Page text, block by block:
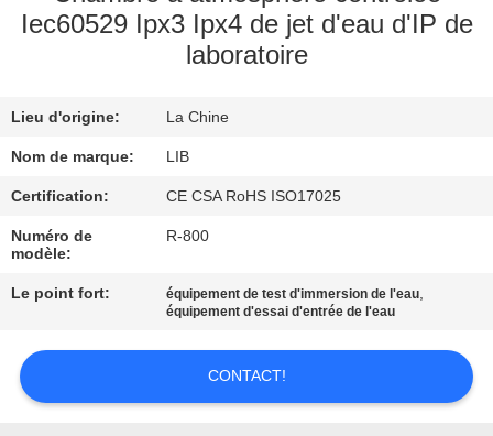
D'USINE
DE
QUALITÉ
CONTACTEZ-
NOUS
DEMANDEZ
Iec60529 Ipx3 Ipx4 de jet d'eau d'IP de
laboratoire
Lieu d'origine: La Chine
Nom de marque: LIB
Certification: CE CSA RoHS ISO17025
Numéro de
modèle:
R-800
Le point fort: équipement de test d'immersion de l'eau,
équipement d'essai d'entrée de l'eau
CONTACT!